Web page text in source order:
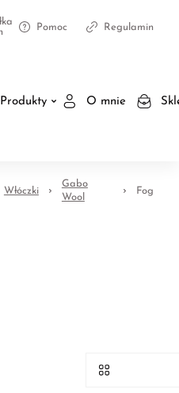
Pomoc Regulamin
Produkty O mnie
Włóczki
Gabo
Wool
Fog